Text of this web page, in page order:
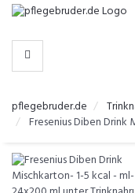
-
KATEGORIEN
pflegebruder.de
Fresenius Diben